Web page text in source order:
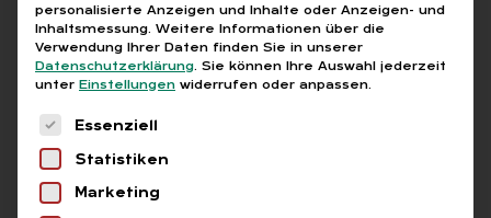
Alle Bei­trä­ge mit dem
Schlag­wort „Fach­kräf­te­
man­gel Nach­wuchs“
personalisierte Anzeigen und Inhalte oder Anzeigen- und
Inhaltsmessung. Weitere Informationen über die
Verwendung Ihrer Daten finden Sie in unserer
Datenschutzerklärung. Sie können Ihre Auswahl jederzeit
unter Einstellungen widerrufen oder anpassen.
Es folgt eine Liste der Service-Gruppen, für
Essenziell
Statistiken
Marketing